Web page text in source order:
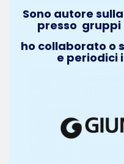
Sono autore
presso gruppi
ho collaborato o
e periodici